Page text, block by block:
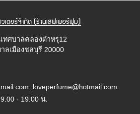
เตอร์จำกัด (ร้านเลิฟเพอร์ฟูม)
ทศบาลคลองตำหรุ12
ลเมืองชลบุรี 20000
loveperfume@hotmail.com
- 19.00 น.